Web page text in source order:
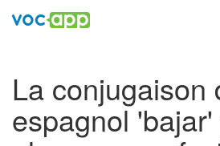
La conjugaison
espagnol